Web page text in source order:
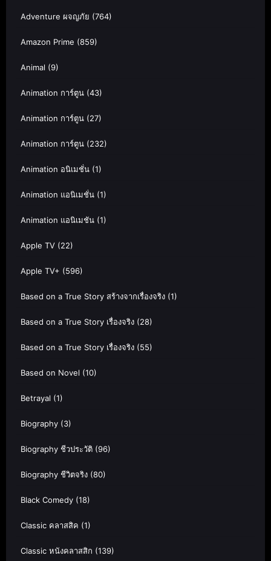
Adventure ผจญภัย (764)
Amazon Prime (859)
Animal (9)
Animation การ์ตูน (43)
Animation การ์ตูน (27)
Animation การ์ตูน (232)
Animation อนิเมชั่น (1)
Animation แอนิเมชั่น (1)
Animation แอนิเมชัน (1)
Apple TV (22)
Apple TV+ (596)
Based on a True Story สร้างจากเรื่องจริง (1)
Based on a True Story เรื่องจริง (28)
Based on a True Story เรื่องจริง (55)
Based on Novel (10)
Betrayal (1)
Biography (3)
Biography ชีวประวัติ (96)
Biography ชีวิตจริง (80)
Black Comedy (18)
Classic คลาสสิค (1)
Classic หนังคลาสสิก (139)